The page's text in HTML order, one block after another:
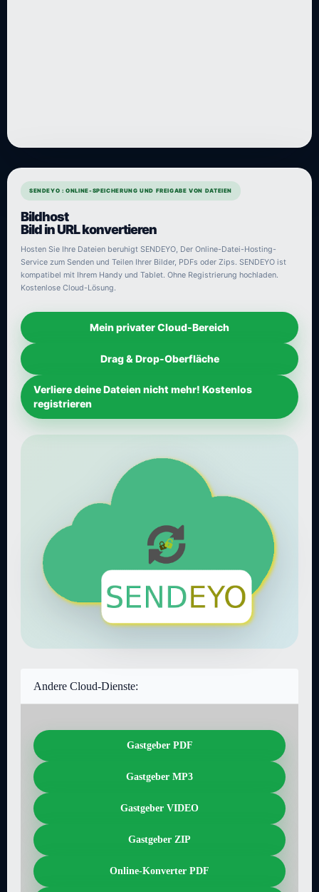
SENDEYO : ONLINE-SPEICHERUNG UND FREIGABE VON DATEIEN
Bildhost
Bild in URL konvertieren
Hosten Sie Ihre Dateien beruhigt SENDEYO, Der Online-Datei-Hosting-
Service zum Senden und Teilen Ihrer Bilder, PDFs oder Zips. SENDEYO ist
kompatibel mit Ihrem Handy und Tablet. Ohne Registrierung hochladen.
Kostenlose Cloud-Lösung.
Mein privater Cloud-Bereich
Drag & Drop-Oberfläche
Verliere deine Dateien nicht mehr! Kostenlos
registrieren
Andere Cloud-Dienste:
Gastgeber PDF
Gastgeber MP3
Gastgeber VIDEO
Gastgeber ZIP
Online-Konverter PDF